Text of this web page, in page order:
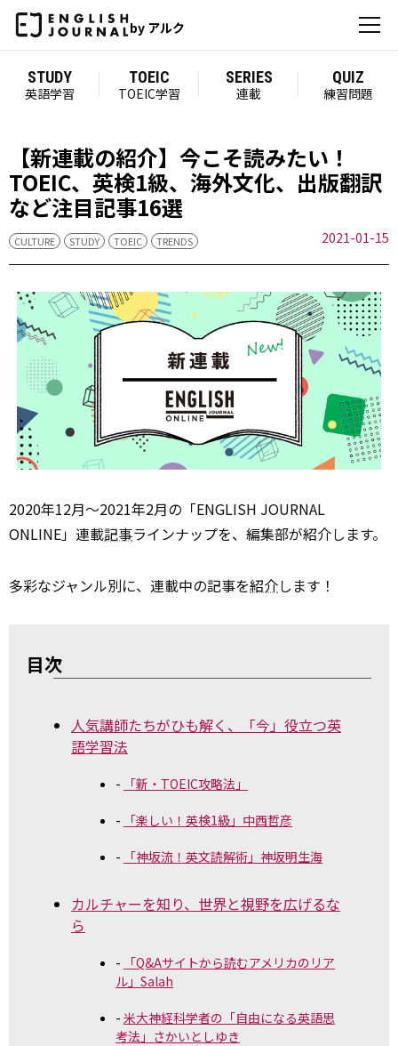
by アルク
STUDY
英語学習
TOEIC
TOEIC学習
SERIES
連載
QUIZ
練習問題
【新連載の紹介】今こそ読みたい！
TOEIC、英検1級、海外文化、出版翻訳
など注目記事16選
CULTURE STUDY TOEIC TRENDS 2021-01-15
2020年12月～2021年2月の「ENGLISH JOURNAL
ONLINE」連載記事ラインナップを、編集部が紹介します。
多彩なジャンル別に、連載中の記事を紹介します！
目次
人気講師たちがひも解く、「今」役立つ英
語学習法
「新・TOEIC攻略法」
「楽しい！英検1級」中西哲彦
「神坂流！英文読解術」神坂明生海
カルチャーを知り、世界と視野を広げるな
ら
「Q&Aサイトから読むアメリカのリア
ル」Salah
米大神経科学者の「自由になる英語思
考法」さかいとしゆき